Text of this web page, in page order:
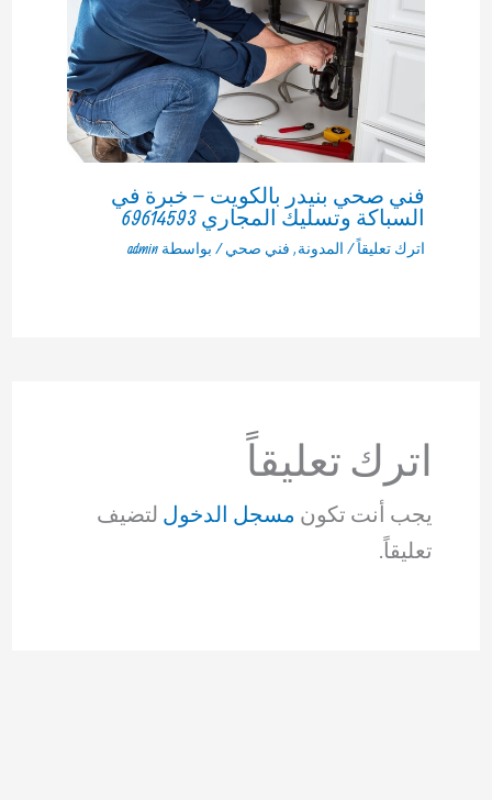
فني صحي بنيدر بالكويت – خبرة في
السباكة وتسليك المجاري 69614593
اترك تعليقاً / المدونة, فني صحي/ بواسطة admin
اترك تعليقاً
يجب أنت تكون مسجل الدخول لتضيف
تعليقاً.